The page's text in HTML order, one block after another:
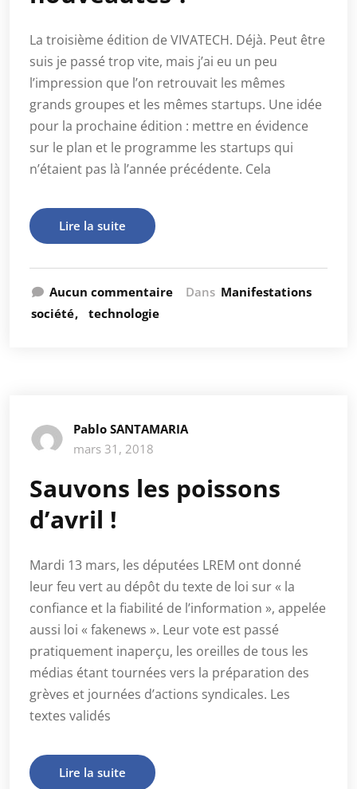
La troisième édition de VIVATECH. Déjà. Peut être
suis je passé trop vite, mais j’ai eu un peu
l’impression que l’on retrouvait les mêmes
grands groupes et les mêmes startups. Une idée
pour la prochaine édition : mettre en évidence
sur le plan et le programme les startups qui
n’étaient pas là l’année précédente. Cela
Lire la suite
Aucun commentaire Dans Manifestations
société
technologie
Pablo SANTAMARIA
mars 31, 2018
Sauvons les poissons
d’avril !
Mardi 13 mars, les députées LREM ont donné
leur feu vert au dépôt du texte de loi sur « la
confiance et la fiabilité de l’information », appelée
aussi loi « fakenews ». Leur vote est passé
pratiquement inaperçu, les oreilles de tous les
médias étant tournées vers la préparation des
grèves et journées d’actions syndicales. Les
textes validés
Lire la suite